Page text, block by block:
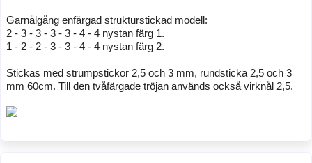
Garnålgång enfärgad strukturstickad modell:
2 - 3 - 3 - 3 - 3 - 4 - 4 nystan färg 1.
1 - 2 - 2 - 3 - 3 - 4 - 4 nystan färg 2.
Stickas med strumpstickor 2,5 och 3 mm, rundsticka 2,5 och 3
mm 60cm. Till den tvåfärgade tröjan används också virknål 2,5.